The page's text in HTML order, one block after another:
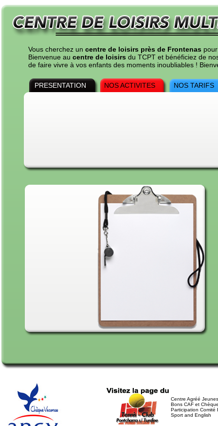
Vous cherchez un centre de loisirs près de Frontenas
Bienvenue au centre de loisirs du TCPT et bénéficiez de
de faire vivre à vos enfants des moments inoubliables !
PRESENTATION NOS ACTIVITES NOS TARIFS
Centre Agréé
Bons CAF et
Participation Comité
Sport and English